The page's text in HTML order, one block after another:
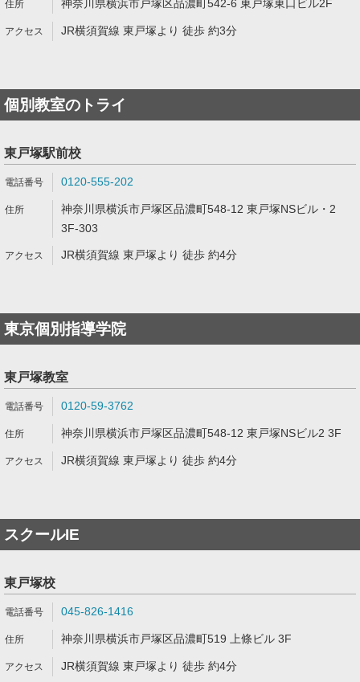
神奈川県横浜市戸塚区品濃町542-6 東戸塚東口ビル2F
JR横須賀線 東戸塚より 徒歩 約3分
個別教室のトライ
東戸塚駅前校
0120-555-202
神奈川県横浜市戸塚区品濃町548-12 東戸塚NSビル・2
3F-303
JR横須賀線 東戸塚より 徒歩 約4分
東京個別指導学院
東戸塚教室
0120-59-3762
神奈川県横浜市戸塚区品濃町548-12 東戸塚NSビル2 3F
JR横須賀線 東戸塚より 徒歩 約4分
スクールIE
東戸塚校
045-826-1416
神奈川県横浜市戸塚区品濃町519 上條ビル 3F
JR横須賀線 東戸塚より 徒歩 約4分